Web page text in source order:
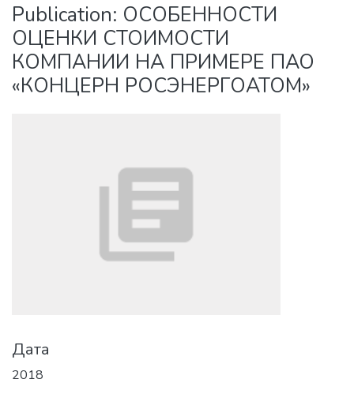
Publication: ОСОБЕННОСТИ
ОЦЕНКИ СТОИМОСТИ
КОМПАНИИ НА ПРИМЕРЕ ПАО
«КОНЦЕРН РОСЭНЕРГОАТОМ»
Дата
2018